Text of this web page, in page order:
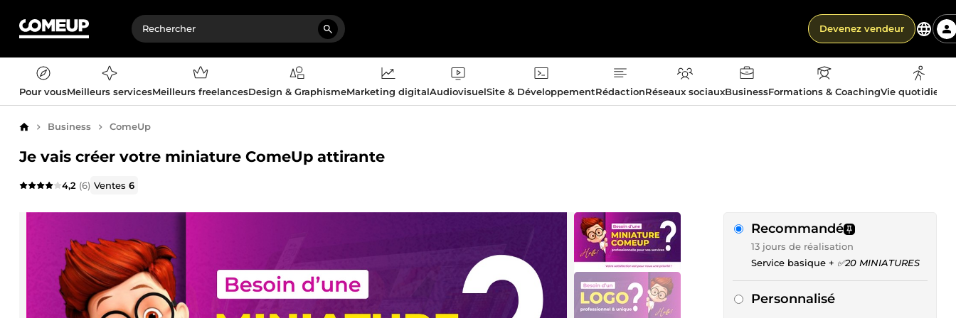
Devenez vendeur
Pour vousMeilleurs servicesMeilleurs freelancesDesign & GraphismeMarketing digitalAudiovisuelSite & DéveloppementRédactionRéseaux sociauxBusinessFormations & CoachingVie
AccueilBusiness ComeUp
Je vais créer votre miniature ComeUp attirante
4,2 (6) Ventes6
Recommandé
13 jours de réalisation
Service basique + ✅20 MINIATURES
Personnalisé